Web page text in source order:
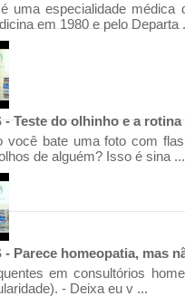
uma especialidade médica
em 1980 e pelo Departa
- Teste do olhinho e a
você bate uma foto com
de alguém? Isso é sina ...
- Parece homeopatia, mas
em consultórios
- Deixa eu v ...